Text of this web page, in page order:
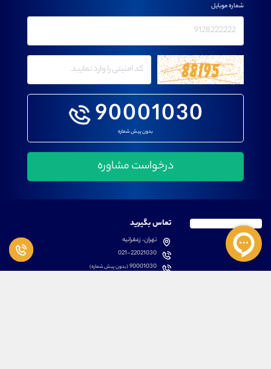
90001030
بدون پیش شماره
شماره موبایل
تماس بگیرید
تهران، زعفرانیه
021-22021030
90001030(بدون پیش شماره)